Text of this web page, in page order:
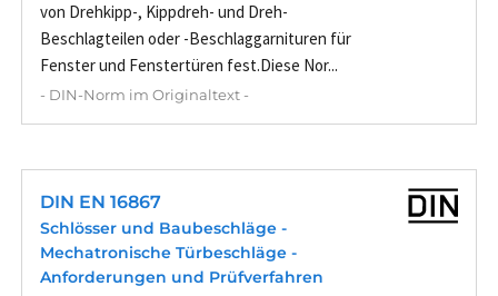
von Drehkipp-, Kippdreh- und Dreh-
Beschlagteilen oder -Beschlaggarnituren für
Fenster und Fenstertüren fest.Diese Nor...
- DIN-Norm im Originaltext -
DIN EN 16867
Schlösser und Baubeschläge -
Mechatronische Türbeschläge -
Anforderungen und Prüfverfahren